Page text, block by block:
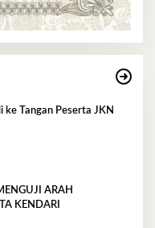
Tangan Peserta JKN
ARAH
KENDARI